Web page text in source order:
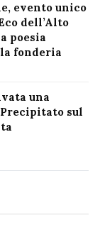
evento unico
dell’Alto
poesia
fonderia
una
Precipitato sul